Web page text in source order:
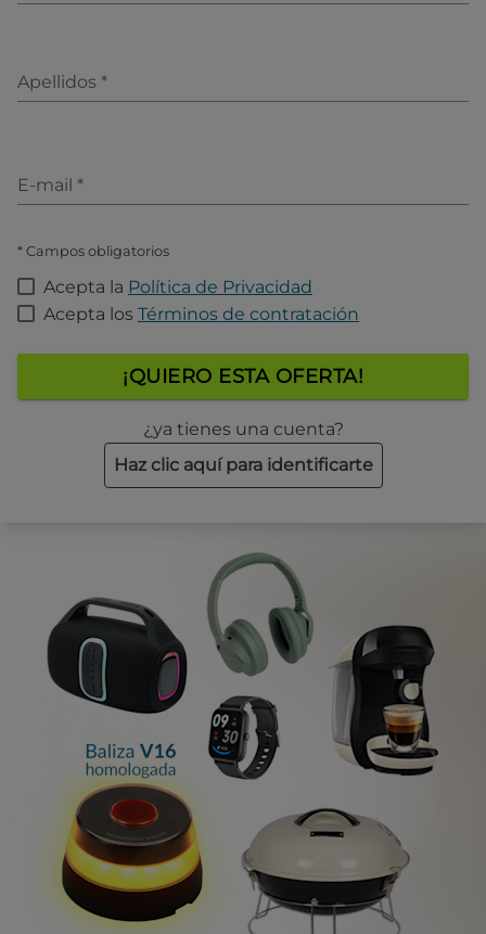
Apellidos *
E-mail *
* Campos obligatorios
Acepta la Política de Privacidad
Acepta los Términos de contratación
¡QUIERO ESTA OFERTA!
¿ya tienes una cuenta?
Haz clic aquí para identificarte